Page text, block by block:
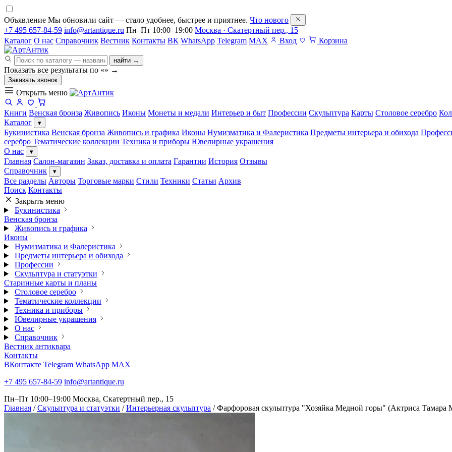
Объявление Мы обновили сайт — стало удобнее, быстрее и приятнее. Что нового
+7 495 657-84-59 info@artantique.ru Пн–Пт 10:00–19:00 Москва · Скатертный пер., 15
Каталог О нас Справочник Вестник Контакты ВК WhatsApp Telegram MAX Вход Корзина
найти →
Показать все результаты по «» →
Заказать звонок
Открыть меню
Книги Венская бронза Живопись Иконы Монеты и медали Интерьер и быт Профессии Скульптура Карты Столовое серебро
Каталог
▾
Букинистика Венская бронза Живопись и графика Иконы Нумизматика и Фалеристика Предметы интерьера и обихода
серебро Тематические коллекции Техника и приборы Ювелирные украшения
О нас
▾
Главная Салон-магазин Заказ, доставка и оплата Гарантии История Отзывы
Справочник
▾
Все разделы Авторы Торговые марки Стили Техники Статьи Архив
Поиск Контакты
Закрыть меню
Букинистика
Венская бронза
Живопись и графика
Иконы
Нумизматика и Фалеристика
Предметы интерьера и обихода
Профессии
Скульптура и статуэтки
Старинные карты и планы
Столовое серебро
Тематические коллекции
Техника и приборы
Ювелирные украшения
О нас
Справочник
Вестник антиквара
Контакты
ВКонтакте Telegram WhatsApp MAX
+7 495 657-84-59 info@artantique.ru
Пн–Пт 10:00–19:00 Москва, Скатертный пер., 15
Главная / Скульптура и статуэтки / Интерьерная скульптура / Фарфоровая скульптура "Хозяйка Медной горы" (Актриса Тамара